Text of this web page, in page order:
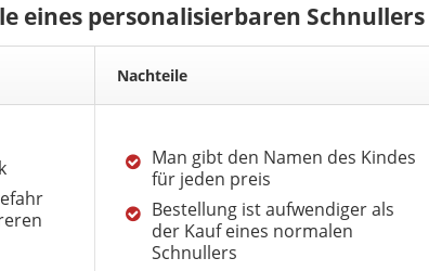
eines personalisierbaren Schnullers
Nachteile
Man gibt den Namen des Kindes
für jeden preis
Bestellung ist aufwendiger als
der Kauf eines normalen
Schnullers